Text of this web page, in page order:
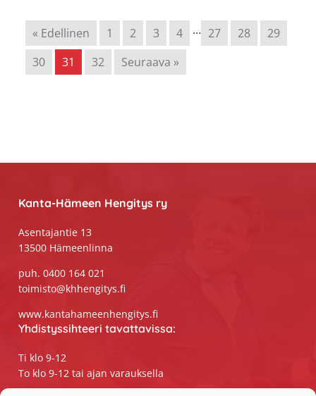
« Edellinen 1 2 3 4 … 27 28
29
30
31 32 Seuraava »
Kanta-Hämeen Hengitys ry
Asentajantie 13
13500 Hämeenlinna
puh. 0400 164 021
toimisto@khhengitys.fi
www.kantahameenhengitys.fi
Yhdistyssihteeri tavattavissa:
Ti klo 9-12
To klo 9-12 tai ajan varauksella